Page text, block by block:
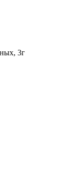
3г